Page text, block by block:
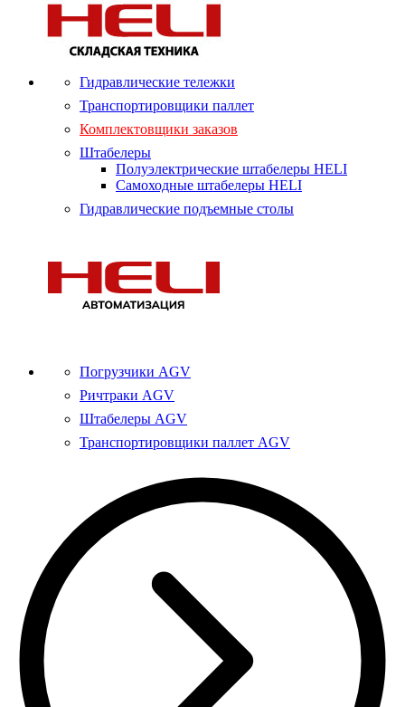
Гидравлические тележки
Транспортировщики паллет
Комплектовщики заказов
Штабелеры
Полуэлектрические штабелеры HELI
Самоходные штабелеры HELI
Гидравлические подъемные столы
Погрузчики AGV
Ричтраки AGV
Штабелеры AGV
Транспортировщики паллет AGV